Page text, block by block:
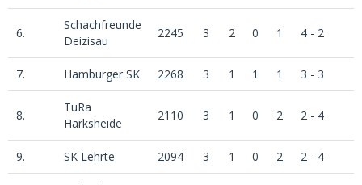
6.
Schachfreunde
Deizisau
2245 3 2 0 1 4 - 2
7. Hamburger SK 2268 3 1 1 1 3 - 3
8.
TuRa
Harksheide
2110 3 1 0 2 2 - 4
9. SK Lehrte 2094 3 1 0 2 2 - 4